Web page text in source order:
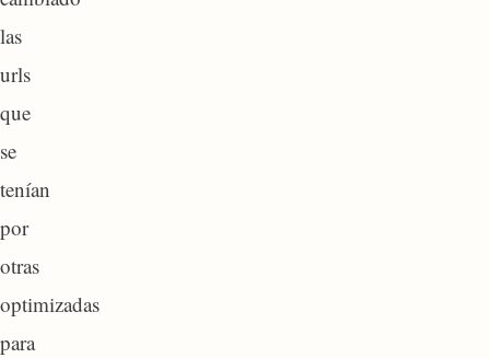
las
urls
que
se
tenían
por
otras
optimizadas
para